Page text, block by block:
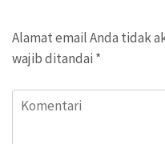
Alamat email Anda tidak
wajib ditandai *
Komentari